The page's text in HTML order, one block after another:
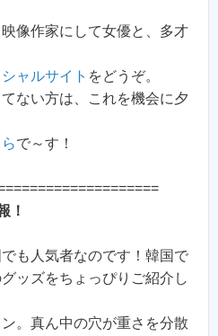
像作家にして女優と、多才
ャルサイト をどうぞ。
ない方は、これを機会に夕
で～す！
！
も人気者なのです！韓国で
ッズをちょっぴりご紹介し
。真ん中の穴が重さを分散